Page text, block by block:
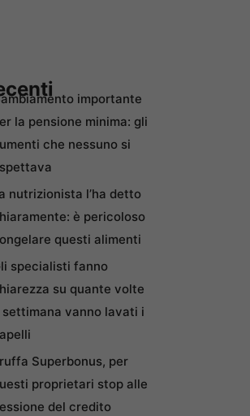
importante
la pensione minima: gli
che nessuno si
nutrizionista l’ha detto
è pericoloso
questi alimenti
specialisti fanno
su quante volte
settimana vanno lavati i
Superbonus, per
proprietari stop alle
del credito